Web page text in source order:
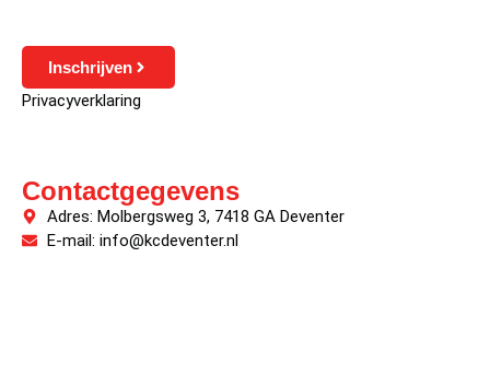
Inschrijven
Privacyverklaring
Contactgegevens
Adres: Molbergsweg 3, 7418 GA Deventer
E-mail: info@kcdeventer.nl